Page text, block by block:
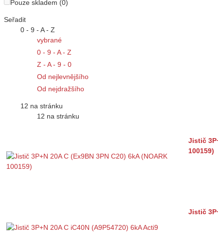
Pouze skladem (0)
Seřadit
0 - 9 - A - Z
vybrané
0 - 9 - A - Z
Z - A - 9 - 0
Od nejlevnějšího
Od nejdražšího
12 na stránku
12 na stránku
Jistič
100159)
Jistič